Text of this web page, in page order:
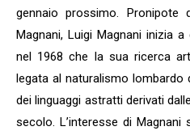
gennaio prossimo. Pronipote
Magnani, Luigi Magnani inizia
nel 1968 che la sua ricerca
legata al naturalismo lombardo
dei linguaggi astratti derivati
secolo. L’interesse di